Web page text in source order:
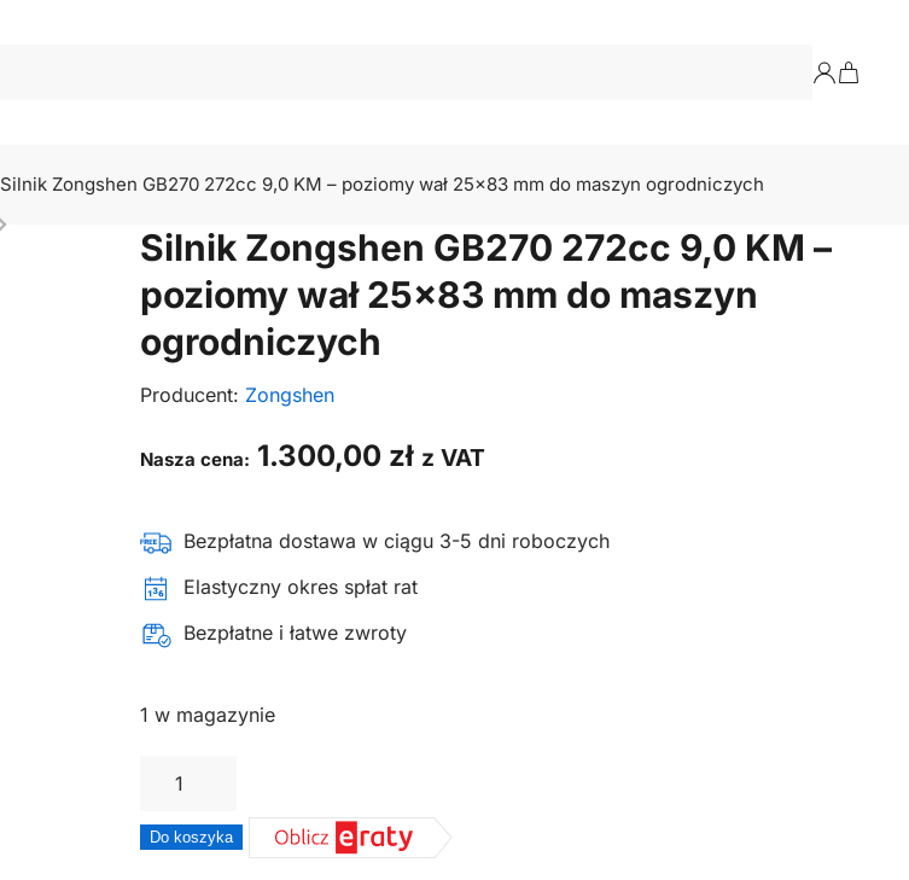
Silnik Zongshen GB270 272cc 9,0 KM – poziomy wał 25×83 mm do maszyn ogrodniczych
Silnik Zongshen GB270 272cc 9,0 KM –
poziomy wał 25×83 mm do maszyn
ogrodniczych
Producent: Zongshen
Nasza cena: 1.300,00 zł z VAT
Bezpłatna dostawa w ciągu 3-5 dni roboczych
Elastyczny okres spłat rat
Bezpłatne i łatwe zwroty
1 w magazynie
ilość
Zongshen
Do koszyka